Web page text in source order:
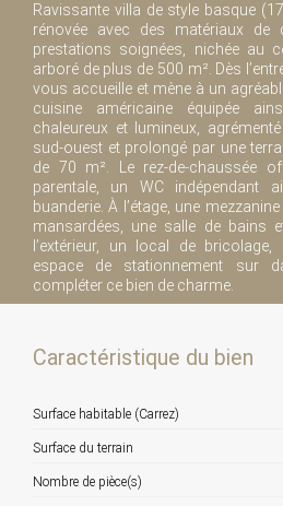
Ravissante villa de style basque
rénovée avec des matériaux de
prestations soignées, nichée au
arboré de plus de 500 m². Dès
vous accueille et mène à un
cuisine américaine équipée
chaleureux et lumineux,
sud-ouest et prolongé par une
de 70 m². Le rez-de-chaussée
parentale, un WC indépendant
buanderie. À l’étage, une
mansardées, une salle de bains
l’extérieur, un local de
espace de stationnement sur
compléter ce bien de charme.
Caractéristique du bien
Surface habitable (Carrez)
Surface du terrain
Nombre de pièce(s)